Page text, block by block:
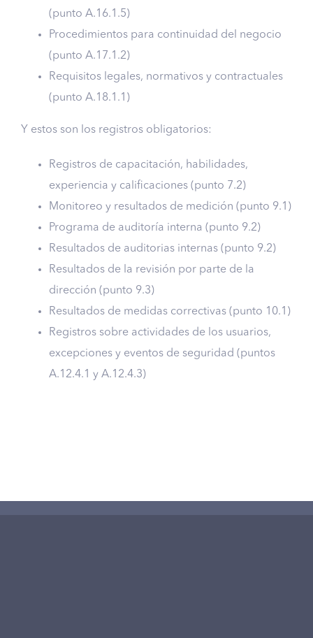
(punto A.16.1.5)
Procedimientos para continuidad del negocio
(punto A.17.1.2)
Requisitos legales, normativos y contractuales
(punto A.18.1.1)
Y estos son los registros obligatorios:
Registros de capacitación, habilidades,
experiencia y calificaciones (punto 7.2)
Monitoreo y resultados de medición (punto 9.1)
Programa de auditoría interna (punto 9.2)
Resultados de auditorias internas (punto 9.2)
Resultados de la revisión por parte de la
dirección (punto 9.3)
Resultados de medidas correctivas (punto 10.1)
Registros sobre actividades de los usuarios,
excepciones y eventos de seguridad (puntos
A.12.4.1 y A.12.4.3)